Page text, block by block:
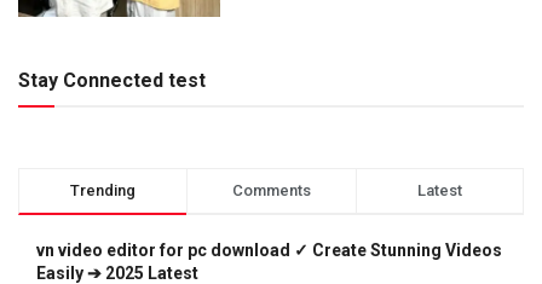
Stay Connected test
Trending Comments Latest
vn video editor for pc download ✓ Create Stunning Videos
Easily ➔ 2025 Latest